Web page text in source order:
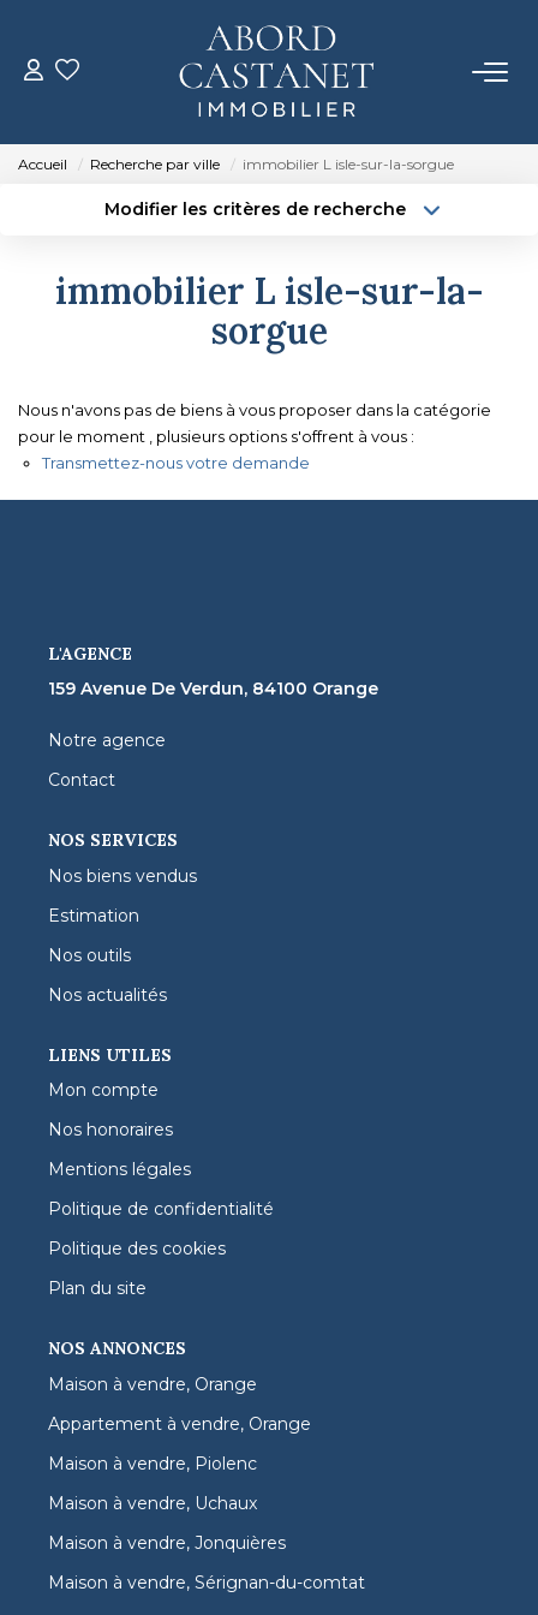
ACHETER
NOTRE AGENCE
Notre Équipe
Accueil Recherche par ville immobilier L isle-sur-la-sorgue
Modifier les critères de recherche
Surface min Budget max
immobilier L isle-sur-la-
sorgue
Nous n'avons pas de biens à vous proposer dans la catégorie
pour le moment , plusieurs options s'offrent à vous :
Transmettez-nous votre demande
L'AGENCE
159 Avenue De Verdun, 84100 Orange
Notre agence
Contact
NOS SERVICES
Nos biens vendus
Estimation
Nos outils
Nos actualités
LIENS UTILES
Mon compte
Nos honoraires
Mentions légales
Politique de confidentialité
Politique des cookies
Plan du site
NOS ANNONCES
Maison à vendre, Orange
Appartement à vendre, Orange
Maison à vendre, Piolenc
Maison à vendre, Uchaux
Maison à vendre, Jonquières
Maison à vendre, Sérignan-du-comtat